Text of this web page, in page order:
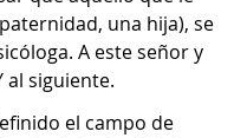
una hija), se
A este señor y
al siguiente.
el campo de